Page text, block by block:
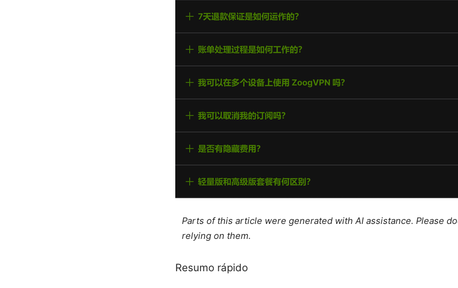
Parts of this article were generated with AI assistance. Please
relying on them.
Resumo rápido